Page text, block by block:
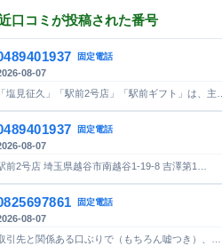
口コミが投稿された番号
固定電話
08-07
「塩見征久」「駅前2号店」「駅前ギフト」は、主…
固定電話
08-07
前2号店 埼玉県越谷市南越谷1-19-8 吉澤第1…
固定電話
08-07
引先と関係ある口ぶりで（もちろん嘘つき）、…